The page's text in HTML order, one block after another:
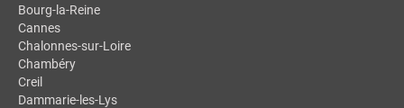
Bourg-la-Reine
Cannes
Chalonnes-sur-Loire
Chambéry
Creil
Dammarie-les-Lys